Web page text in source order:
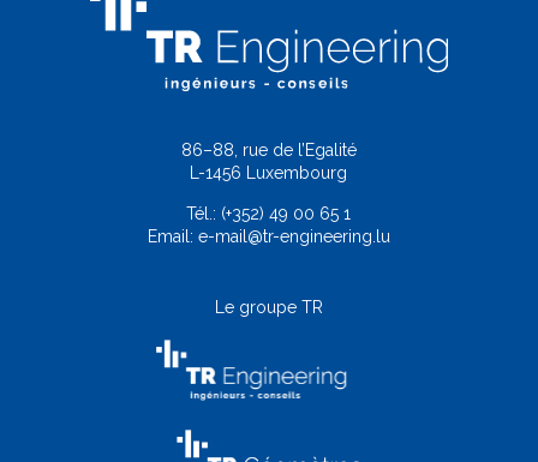
Le groupe TR
86–88, rue de l’Egalité
L-1456 Luxembourg
Tél.: (+352) 49 00 65 1
Email: e-mail@tr-engineering.lu